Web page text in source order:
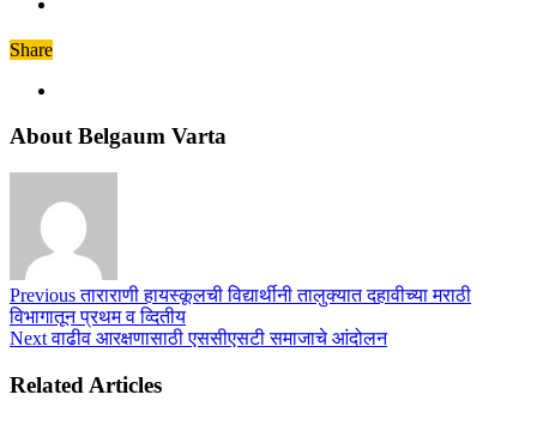
Share
About Belgaum Varta
Previousताराराणी हायस्कूलची विद्यार्थीनी तालुक्यात दहावीच्या मराठी
विभागातून प्रथम व व्दितीय
Nextवाढीव आरक्षणासाठी एससीएसटी समाजाचे आंदोलन
Related Articles